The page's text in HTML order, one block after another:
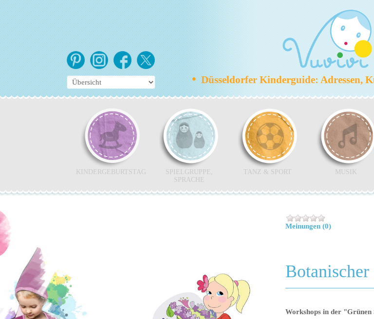
•Düsseldorfer Kinderguide: Adressen,
KINDERGEBURTSTAG
SPIELGRUPPE,
SPRACHE
TANZ & SPORT MUSIK
Meinungen (0)
Botanischer
Workshops in der "Grünen